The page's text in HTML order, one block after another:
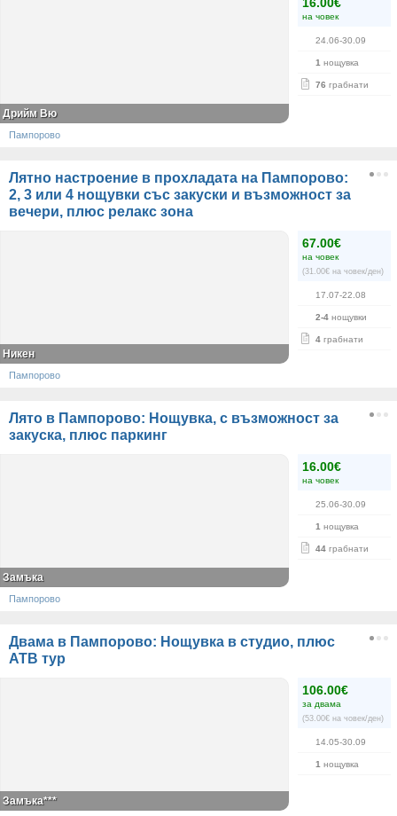
на човек
24.06-30.09
1 нощувка
76 грабнати
Дрийм Вю
Пампорово
Лятно настроение в прохладата на Пампорово:
2, 3 или 4 нощувки със закуски и възможност за
вечери, плюс релакс зона
67.00€
на човек
(31.00€ на човек/ден)
17.07-22.08
2-4 нощувки
4 грабнати
Никен
Пампорово
Лято в Пампорово: Нощувка, с възможност за
закуска, плюс паркинг
16.00€
на човек
25.06-30.09
1 нощувка
44 грабнати
Замъка
Пампорово
Двама в Пампорово: Нощувка в студио, плюс
АТВ тур
106.00€
за двама
(53.00€ на човек/ден)
14.05-30.09
1 нощувка
Замъка***